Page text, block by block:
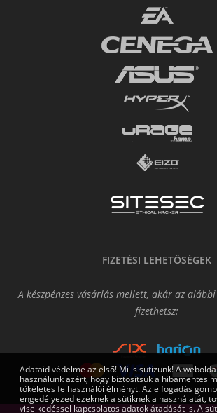
FIZETÉSI LEHETŐSÉGEK
A készpénzes vásárlás mellett, akár az
fizethetsz:
Adataid védelme az első! Mi is sütizünk! A
használunk azért, hogy biztosítsuk a hibamentes
tökéletes felhasználói élményt. Az elfogadás
engedélyezed ezeknek a sütiknek a használatát,
viselkedéssel kapcsolatos adatok átadását is. A